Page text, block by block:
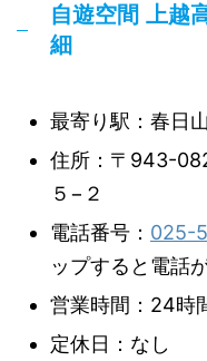
自遊空間 上越
細
最寄り駅：春日
住所：〒943-
５−２
電話番号： 025-
ップすると電話
営業時間：24時
定休日：なし